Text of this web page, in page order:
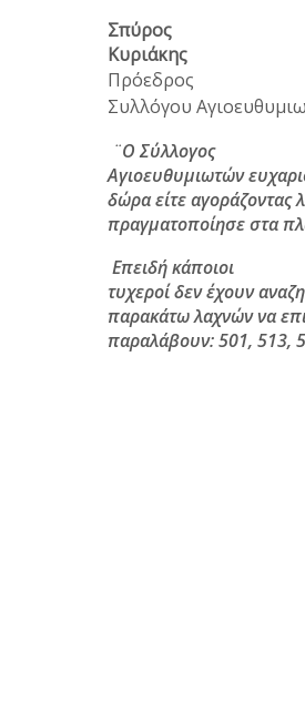
Σπύρος
Κυριάκης
Πρόεδρος
Συλλόγου
¨Ο Σύλλογος
Αγιοευθυμιωτών
δώρα είτε αγοράζοντας
πραγματοποίησε στα
Επειδή κάποιοι
τυχεροί δεν έχουν
παρακάτω λαχνών να
παραλάβουν: 501, 513,